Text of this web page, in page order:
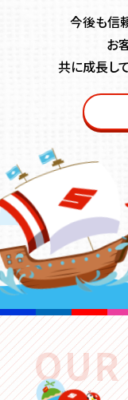
今後も信
お
共に成⻑し